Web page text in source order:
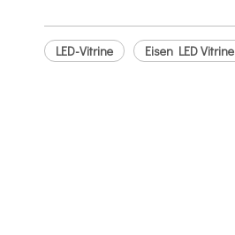
LED-Vitrine Eisen LED Vitrine